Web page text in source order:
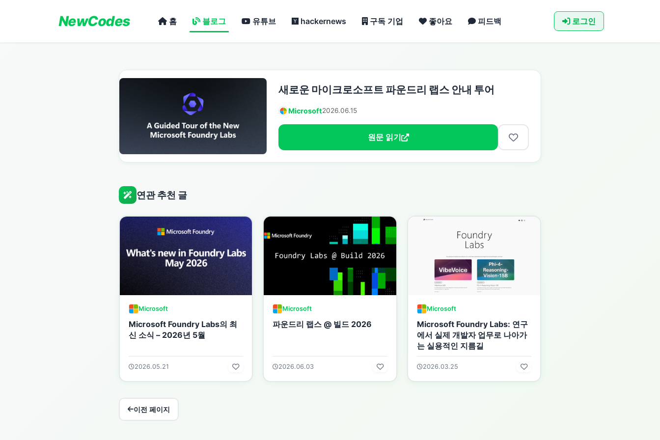
NewCodes 홈 블로그 유튜브 hackernews 구독 기업 좋아요 피드백 로그인
새로운 마이크로소프트 파운드리 랩스 안내 투어
Microsoft2026.06.15
원문 읽기
연관 추천 글
Microsoft
Microsoft Foundry Labs의 최
신 소식 – 2026년 5월
2026.05.21
Microsoft
파운드리 랩스 @ 빌드 2026
2026.06.03
Microsoft
Microsoft Foundry Labs: 연구
에서 실제 개발자 업무로 나아가
는 실용적인 지름길
2026.03.25
이전 페이지